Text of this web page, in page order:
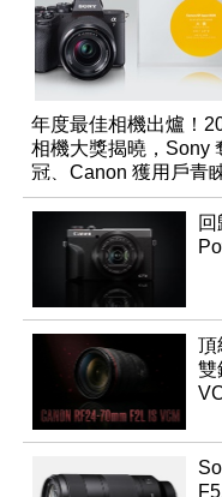
年度最佳相機出爐！
相機大獎揭曉，Sony
冠、Canon 獲用戶青
頂
雙